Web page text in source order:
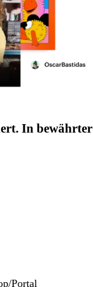
In bewährter
Portal